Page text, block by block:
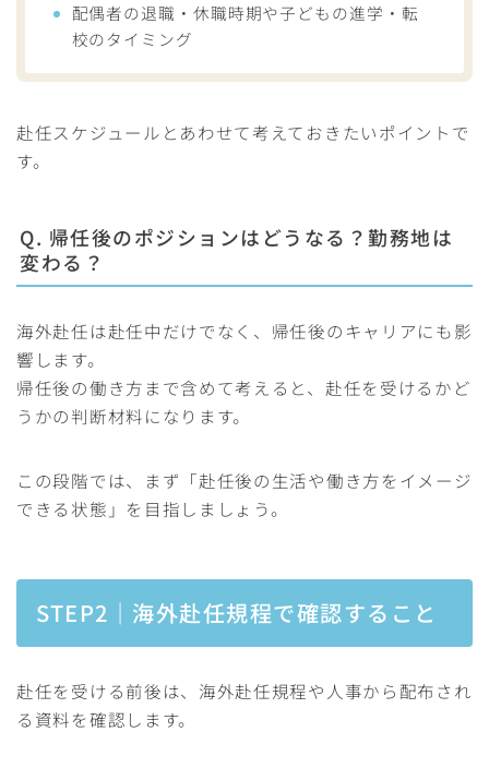
配偶者の退職・休職時期や子どもの進学・転
校のタイミング
赴任スケジュールとあわせて考えておきたいポイントで
す。
Q. 帰任後のポジションはどうなる？勤務地は
変わる？
海外赴任は赴任中だけでなく、帰任後のキャリアにも影
響します。
帰任後の働き方まで含めて考えると、赴任を受けるかど
うかの判断材料になります。
この段階では、まず「赴任後の生活や働き方をイメージ
できる状態」を目指しましょう。
STEP2｜海外赴任規程で確認すること
赴任を受ける前後は、海外赴任規程や人事から配布され
る資料を確認します。